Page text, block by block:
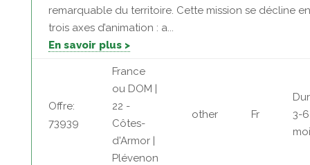
remarquable du territoire. Cette mission se décline en
trois axes d’animation : a...
En savoir plus >
Offre:
73939
France
ou DOM |
22 -
Côtes-
d'Armor |
Plévenon
other Fr
3-6